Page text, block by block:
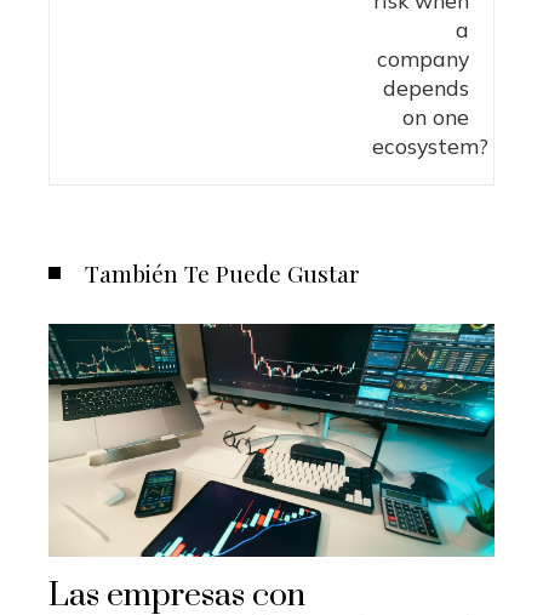
También Te Puede Gustar
Las empresas con